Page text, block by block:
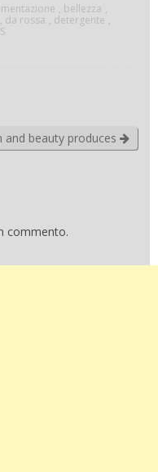
, bellezza ,
, da rossa , detergente ,
and beauty produces
commento.